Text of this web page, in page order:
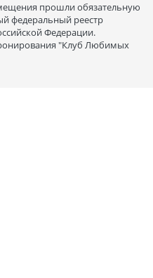
прошли обязательную
федеральный реестр
Федерации.
"Клуб Любимых